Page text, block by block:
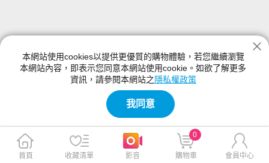
本網站使用cookies以提供更優質的購物體驗，若您繼續瀏覽
本網站內容，即表示您同意本網站使用cookie。如欲了解更多
資訊，請參閱本網站之 隱私權政策
我同意
首頁 收藏清單 影音 購物車
0
會員中心